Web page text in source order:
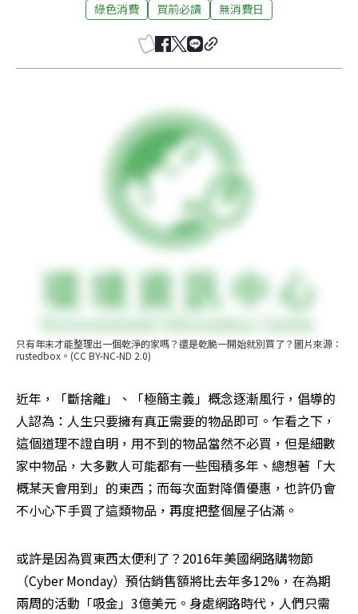
綠色消費 買前必讀 無消費日
只有年末才能整理出一個乾淨的家嗎？還是乾脆一開始就別買了？圖片來源：
rustedbox。(CC BY-NC-ND 2.0)
近年，「斷捨離」、「極簡主義」概念逐漸風行，倡導的
人認為：人生只要擁有真正需要的物品即可。乍看之下，
這個道理不證自明，用不到的物品當然不必買，但是細數
家中物品，大多數人可能都有一些囤積多年、總想著「大
概某天會用到」的東西；而每次面對降價優惠，也許仍會
不小心下手買了這類物品，再度把整個屋子佔滿。
或許是因為買東西太便利了？2016年美國網路購物節
（Cyber Monday）預估銷售額將比去年多12%，在為期
兩周的活動「吸金」3億美元。身處網路時代，人們只需